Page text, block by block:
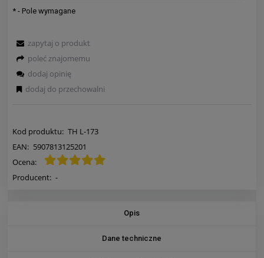
* - Pole wymagane
Kod produktu: TH L-173
EAN: 5907813125201
Ocena:
Producent: -
zapytaj o produkt
poleć znajomemu
dodaj opinię
dodaj do przechowalni
Opis
Dane techniczne